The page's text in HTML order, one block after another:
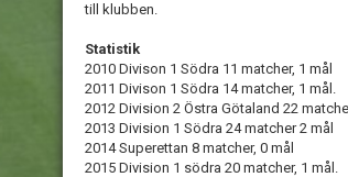
till klubben.
Statistik
2010 Divison 1 Södra 11 matcher, 1 mål
2011 Divison 1 Södra 14 matcher, 1 mål.
2012 Division 2 Östra Götaland 22
2013 Division 1 Södra 24 matcher 2 mål
2014 Superettan 8 matcher, 0 mål
2015 Division 1 södra 20 matcher, 1 mål.